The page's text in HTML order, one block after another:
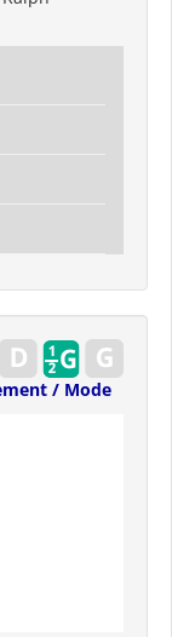
/ Mode